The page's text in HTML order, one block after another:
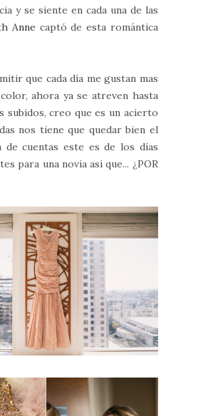
y se siente en cada una de las
Anne captó de esta romántica
que cada día me gustan mas
ahora ya se atreven hasta
subidos, creo que es un acierto
nos tiene que quedar bien el
de cuentas este es de los días
para una novia asi que... ¿POR